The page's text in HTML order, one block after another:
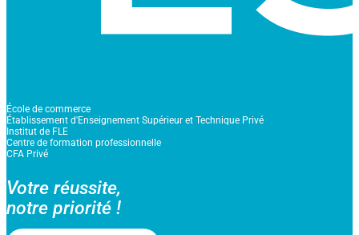
École de commerce
Établissement d'Enseignement Supérieur et Technique Privé
Institut de FLE
Centre de formation professionnelle
CFA Privé
Votre réussite,
notre priorité !